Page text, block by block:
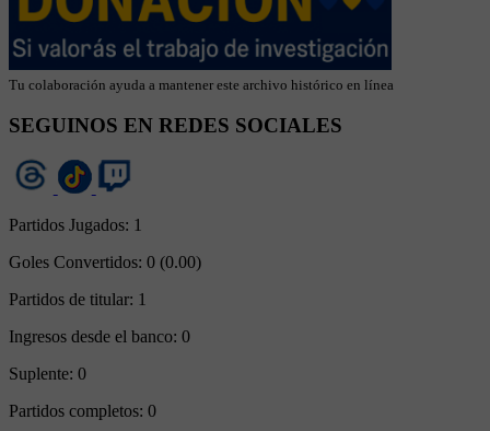
Tu colaboración ayuda a mantener este archivo histórico en línea
SEGUINOS EN REDES SOCIALES
Partidos Jugados: 1
Goles Convertidos: 0 (0.00)
Partidos de titular: 1
Ingresos desde el banco: 0
Suplente: 0
Partidos completos: 0